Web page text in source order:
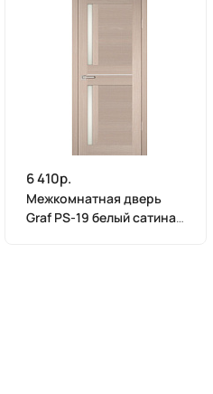
6 410р.
Межкомнатная дверь
Graf PS-19 белый сатинат